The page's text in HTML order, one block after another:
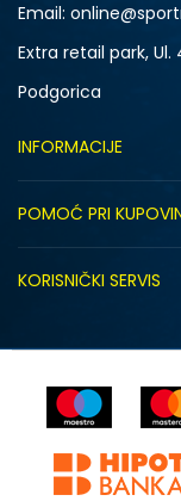
Email:
Extra retail park, Ul.
Podgorica
INFORMACIJE
Zapošljavanje
Sindikalna prodaja
Kontakt
Prodavnice
POMOĆ PRI
Kako kupiti
Uputstvo za
KORISNIČKI SERVIS
Reklamacije
Povrat robe i
Status porudžbine